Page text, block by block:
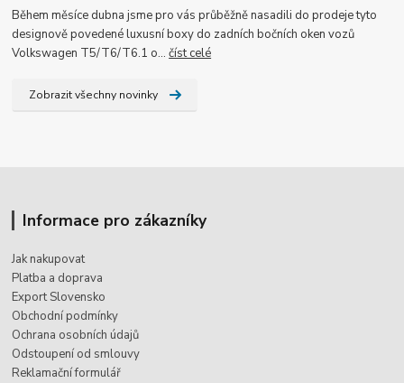
Během měsíce dubna jsme pro vás průběžně nasadili do prodeje tyto
designově povedené luxusní boxy do zadních bočních oken vozů
Volkswagen T5/T6/T6.1 o...číst celé
Zobrazit všechny novinky
Informace pro zákazníky
Jak nakupovat
Platba a doprava
Export Slovensko
Obchodní podmínky
Ochrana osobních údajů
Odstoupení od smlouvy
Reklamační formulář